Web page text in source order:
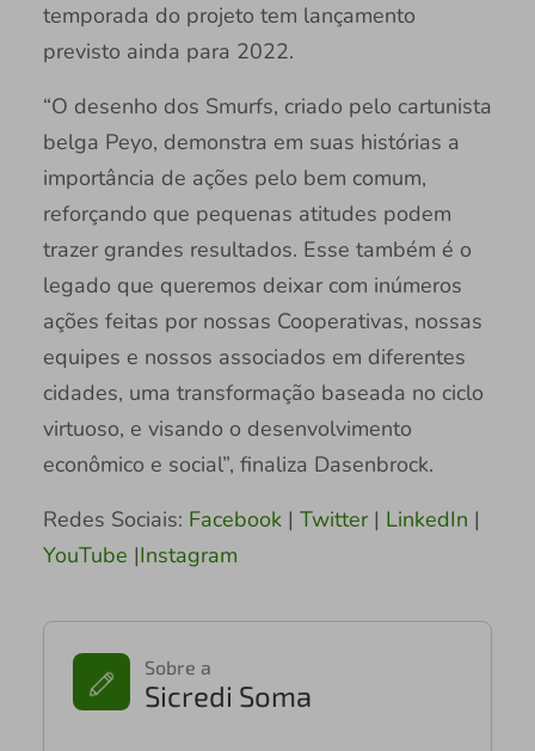
temporada do projeto tem lançamento
previsto ainda para 2022.
“O desenho dos Smurfs, criado pelo cartunista
belga Peyo, demonstra em suas histórias a
importância de ações pelo bem comum,
reforçando que pequenas atitudes podem
trazer grandes resultados. Esse também é o
legado que queremos deixar com inúmeros
ações feitas por nossas Cooperativas, nossas
equipes e nossos associados em diferentes
cidades, uma transformação baseada no ciclo
virtuoso, e visando o desenvolvimento
econômico e social”, finaliza Dasenbrock.
Redes Sociais: Facebook| Twitter| LinkedIn |
YouTube |Instagram
Sobre a
Sicredi Soma